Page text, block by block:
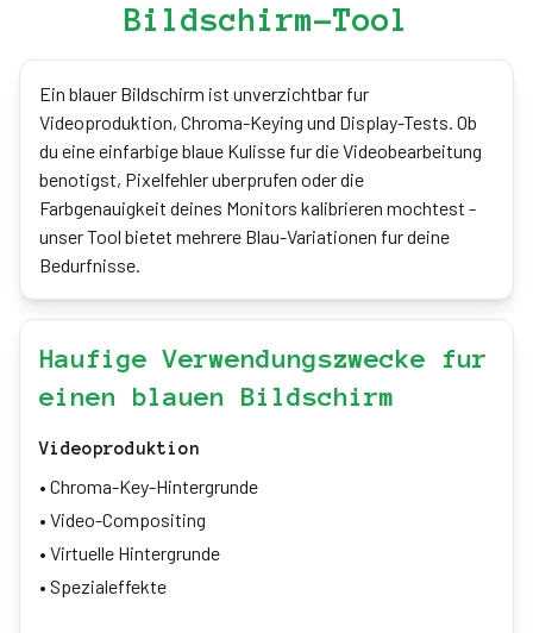
Bildschirm-Tool
Ein blauer Bildschirm ist unverzichtbar fur
Videoproduktion, Chroma-Keying und Display-Tests. Ob
du eine einfarbige blaue Kulisse fur die Videobearbeitung
benotigst, Pixelfehler uberprufen oder die
Farbgenauigkeit deines Monitors kalibrieren mochtest -
unser Tool bietet mehrere Blau-Variationen fur deine
Bedurfnisse.
Haufige Verwendungszwecke fur
einen blauen Bildschirm
Videoproduktion
• Chroma-Key-Hintergrunde
• Video-Compositing
• Virtuelle Hintergrunde
• Spezialeffekte